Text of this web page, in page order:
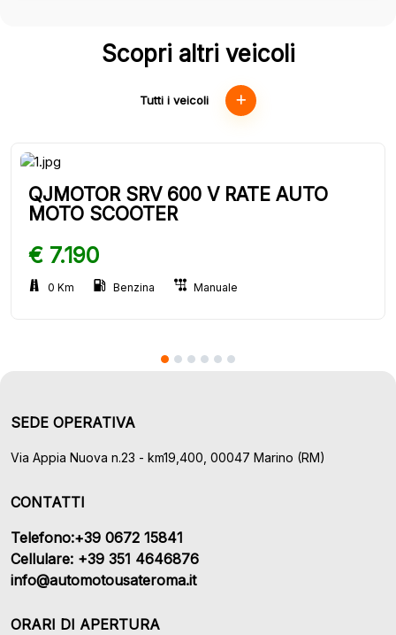
Scopri altri veicoli
Tutti i veicoli
QJMOTOR SRV 600 V RATE AUTO
MOTO SCOOTER
€ 7.190
0 Km Benzina Manuale
SEDE OPERATIVA
Via Appia Nuova n.23 - km19,400, 00047 Marino (RM)
CONTATTI
Telefono:+39 0672 15841
Cellulare: +39 351 4646876
info@automotousateroma.it
ORARI DI APERTURA